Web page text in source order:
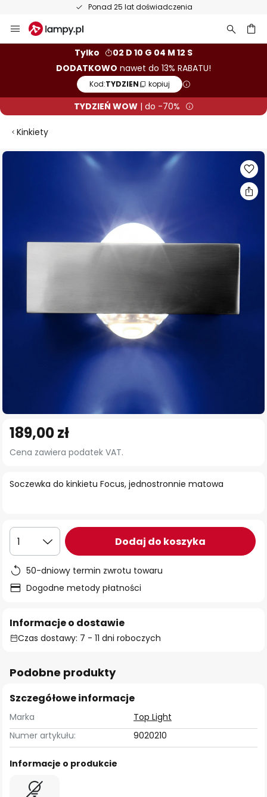
Ponad 25 lat doświadczenia
Przejdź
do
Tylko
02 D 10 G 04 M 11 S
DODATKOWO nawet do 13% RABATU!
Kod:TYDZIEN kopiuj
TYDZIEŃ WOW| do -70%
Kinkiety
Przejdź
na
początek
Soczewka do kinkietu Focus, jednostronnie matowa
189,00 zł
Cena zawiera podatek VAT.
1 Dodaj do koszyka
50-dniowy termin zwrotu towaru
Dogodne metody płatności
Informacje o dostawie
Czas dostawy: 7 - 11 dni roboczych
Podobne produkty
Szczegółowe informacje
Marka
Top Light
Numer artykułu:
9020210
Informacje o produkcie